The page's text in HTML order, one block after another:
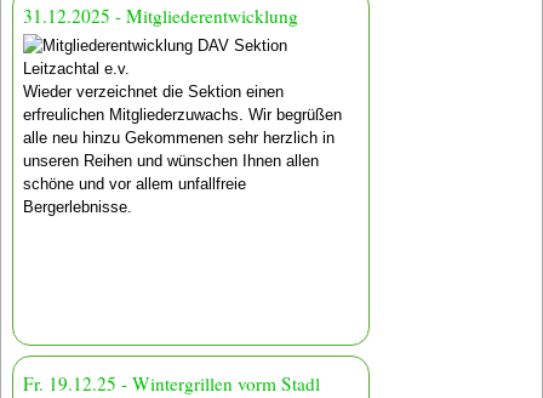
31.12.2025 - Mitgliederentwicklung
Wieder verzeichnet die Sektion einen
erfreulichen Mitgliederzuwachs. Wir begrüßen
alle neu hinzu Gekommenen sehr herzlich in
unseren Reihen und wünschen Ihnen allen
schöne und vor allem unfallfreie
Bergerlebnisse.
Fr. 19.12.25 - Wintergrillen vorm Stadl